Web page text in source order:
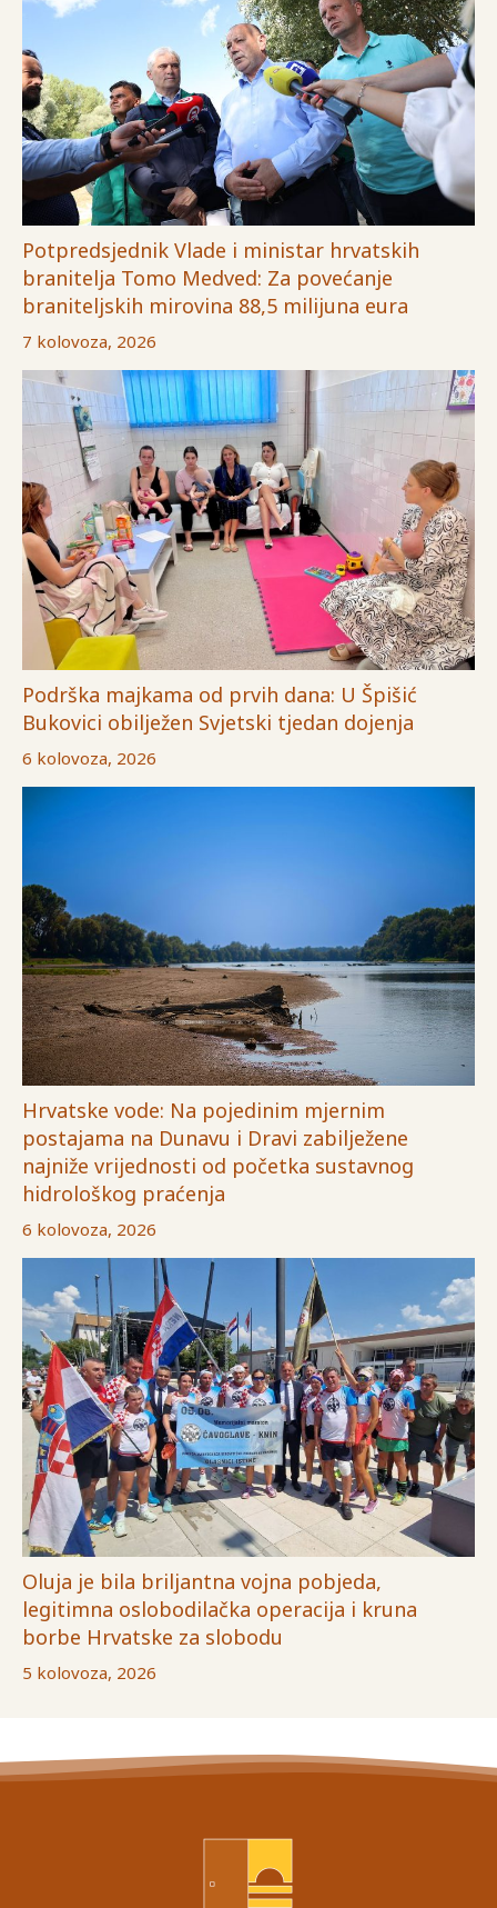
Potpredsjednik Vlade i ministar hrvatskih
branitelja Tomo Medved: Za povećanje
braniteljskih mirovina 88,5 milijuna eura
7 kolovoza, 2026
Podrška majkama od prvih dana: U Špišić
Bukovici obilježen Svjetski tjedan dojenja
6 kolovoza, 2026
Hrvatske vode: Na pojedinim mjernim
postajama na Dunavu i Dravi zabilježene
najniže vrijednosti od početka sustavnog
hidrološkog praćenja
6 kolovoza, 2026
Oluja je bila briljantna vojna pobjeda,
legitimna oslobodilačka operacija i kruna
borbe Hrvatske za slobodu
5 kolovoza, 2026